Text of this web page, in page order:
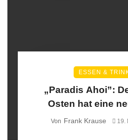
ESSEN &
„Paradis Ahoi”:
Osten hat eine
Von Frank Krause 19.